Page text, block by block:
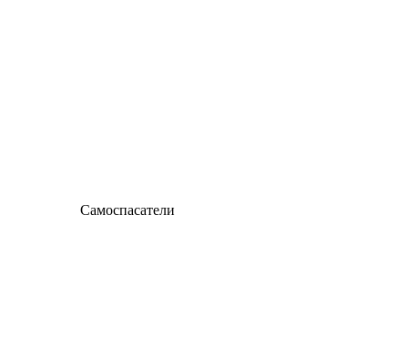
Самоспасатели